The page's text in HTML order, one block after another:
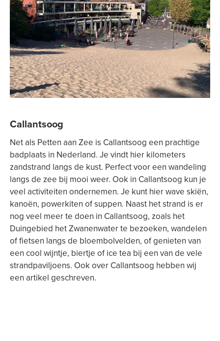
Callantsoog
Net als Petten aan Zee is Callantsoog een prachtige
badplaats in Nederland. Je vindt hier kilometers
zandstrand langs de kust. Perfect voor een wandeling
langs de zee bij mooi weer. Ook in Callantsoog kun je
veel activiteiten ondernemen. Je kunt hier wave skiën,
kanoën, powerkiten of suppen. Naast het strand is er
nog veel meer te doen in Callantsoog, zoals het
Duingebied het Zwanenwater te bezoeken, wandelen
of fietsen langs de bloembolvelden, of genieten van
een cool wijntje, biertje of ice tea bij een van de vele
strandpaviljoens. Ook over Callantsoog hebben wij
een artikel geschreven.